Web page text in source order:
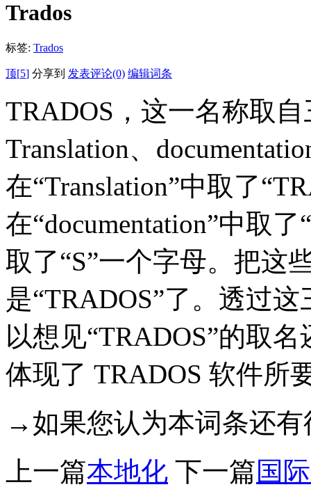
Trados
标签: Trados
顶[5] 分享到 发表评论(0) 编辑词条
TRADOS，这一名称取
Translation、
在“Translation”中取了
在“documentation”中取
取了“S”一个字母。把这
是“TRADOS”了。透过
以想见“TRADOS”的取
体现了 TRADOS 软件所
→如果您认为本词条还
上一篇本地化 下一篇国